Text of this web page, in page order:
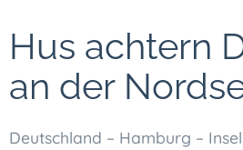
Hus achtern
an der
Deutschland – Hamburg –